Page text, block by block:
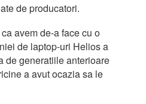
de producatori.
avem de-a face cu o
de laptop-uri Helios a
de generatiile anterioare
a avut ocazia sa le